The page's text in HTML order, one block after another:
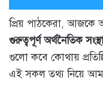
প্রিয় পাঠকেরা,
গুরুত্বপূর্ণ অর্থনৈতিক
গুলো কবে কোথায়
এই সকল তথ্য নিয়ে